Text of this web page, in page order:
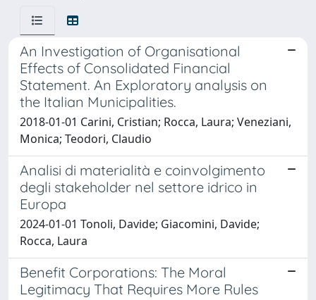
An Investigation of Organisational
Effects of Consolidated Financial
Statement. An Exploratory analysis on
the Italian Municipalities.
2018-01-01 Carini, Cristian; Rocca, Laura; Veneziani,
Monica; Teodori, Claudio
Analisi di materialità e coinvolgimento
degli stakeholder nel settore idrico in
Europa
2024-01-01 Tonoli, Davide; Giacomini, Davide;
Rocca, Laura
Benefit Corporations: The Moral
Legitimacy That Requires More Rules